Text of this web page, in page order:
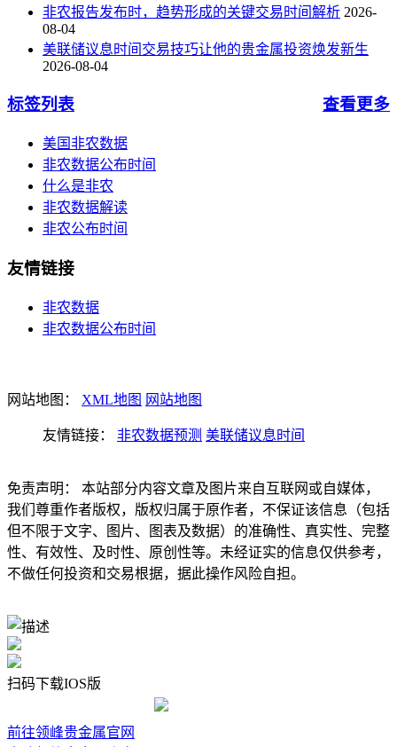
非农报告发布时，趋势形成的关键交易时间解析 2026-
08-04
美联储议息时间交易技巧让他的贵金属投资焕发新生
2026-08-04
标签列表 查看更多
美国非农数据
非农数据公布时间
什么是非农
非农数据解读
非农公布时间
友情链接
非农数据
非农数据公布时间
网站地图： XML地图 网站地图
友情链接： 非农数据预测 美联储议息时间
免责声明： 本站部分内容文章及图片来自互联网或自媒体，
我们尊重作者版权，版权归属于原作者，不保证该信息（包括
但不限于文字、图片、图表及数据）的准确性、真实性、完整
性、有效性、及时性、原创性等。未经证实的信息仅供参考，
不做任何投资和交易根据，据此操作风险自担。
扫码下载IOS版
前往领峰贵金属官网